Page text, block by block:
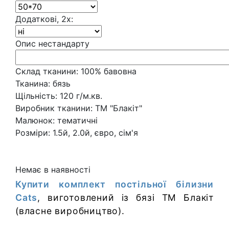
Додаткові, 2х:
Опис нестандарту
Склад тканини: 100% бавовна
Тканина: бязь
Щільність: 120 г/м.кв.
Виробник тканини: ТМ "Блакіт"
Малюнок: тематичні
Розміри: 1.5й, 2.0й, євро, сім'я
Немає в наявності
Купити комплект постільної білизни
Cats, виготовлений із бязі ТМ Блакіт
(власне виробництво).